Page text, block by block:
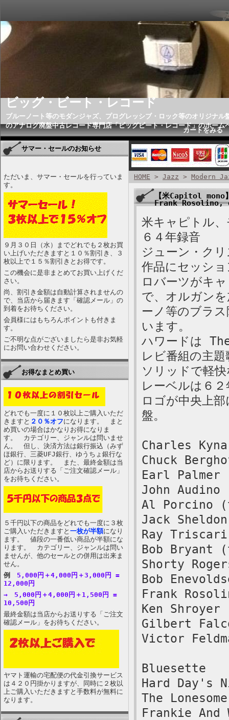
ビッグ・ビート・レコード
ブルーノート等のモダンジャズ、プログレッシブ・ロック等のオリジナル
のアナログ廃盤中古レコード専門店「ビッグビート・レコード」のホーム
カートをみる
サマー・セールのお知らせ
ただいま、サマー・セールを行っていま
す。
９月３０日（水）までどれでも２枚お買
い上げいただきますと１０％割引き、３
枚以上で１５％割引きとお得です。
この機会に是非まとめてお買い上げくだ
さい。
尚、割引き金額は自動計算されませんの
で、当店から届きます「確認メール」の
到着をお待ちください。
会員様にはもちろんポイントも付きま
す。
ご不明な点がございましたら是非お気軽
にお問い合わせください。
お得なまとめ買い
どれでも一度に１０枚以上ご購入いただ
きますと ２０％オフになります。 まと
め買いの場合はかなりお得になりま
す。 カテゴリー、ジャンルは問いませ
ん。 但し、決済方法は銀行振込（みず
ほ銀行、三菱UFJ銀行、ゆうちょ銀行な
ど）に限ります。 また、最終金額は当
店からお送りする「ご注文確認メール」
をお待ちください。
５千円以下の商品をどれでも一度に３枚
ご購入いただきますと 一枚が半額になり
ます。 値段の一番低い商品が半額にな
ります。 カテゴリー、ジャンルは問い
ませんが、他のセールとの併用は出来ま
せん。
例
5,000円＋4,000円＋3,000円 =
12,000円
→ 5,000円＋4,000円＋1,500円 =
10,500円
最終金額は当店からお送りする「ご注文
確認メール」をお待ちください。
ヤマト運輸の宅配便の代金引換サービス
は４２０円掛かりますが、同時に２枚以
上ご購入いただきますと手数料が無料に
なります。
HOME > Jazz > Modern
【米Capitol
Frank
米キャピトル
６４年録音
ジューン・ク
作品にセッシ
ロバーツがキ
で、オルガン
ーノ等のブラ
います。
ハワードは
レビ番組の主
ソリッドで軽
レーベルは６
ロゴが中央上
盤。
Charles
Chuck
Earl Palmer
John
Al Porcino
Jack
Ray
Bob Bryant
Shorty
Bob
Frank
Ken
Gilbert
Victor
Bluesette
Hard Day's
The
Frankie And